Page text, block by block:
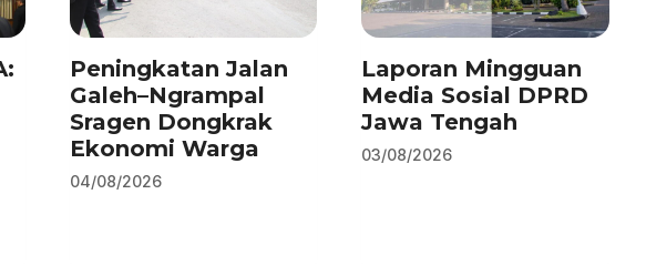
Peningkatan Jalan
Galeh–Ngrampal
Sragen Dongkrak
Ekonomi Warga
04/08/2026
Laporan Mingguan
Media Sosial DPRD
Jawa Tengah
03/08/2026